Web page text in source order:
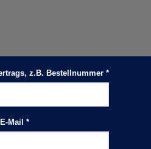
z.B. Bestellnummer *
E-Mail *